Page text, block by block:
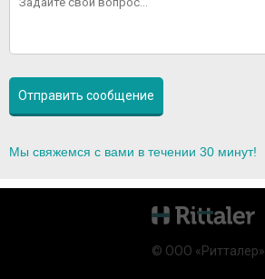
Мы свяжемся с вами в течении 30 минут!
© ООО «Ритталер»